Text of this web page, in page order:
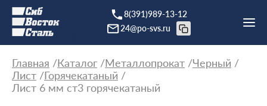
8(391)989-13-12
24@po-svs.ru
Главная Каталог Металлопрокат
Черный
Лист
Горячекатаный
Лист 6 мм ст3 горячекатаный